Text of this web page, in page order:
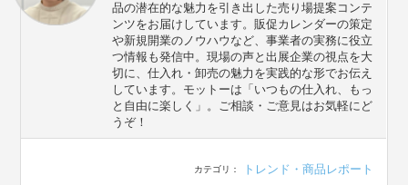
品の潜在的な魅力を引き出した売り場提案コンテ
ンツをお届けしています。販促カレンダーの策定
や新規開業のノウハウなど、事業者の実務に役立
つ情報も発信中。現場の声と出展企業の視点を大
切に、仕入れ・卸売の魅力を実践的な形でお伝え
しています。モットーは「いつもの仕入れ、もっ
と自由に楽しく」。ご相談・ご意見はお気軽にど
うぞ！
カテゴリ： トレンド・商品レポート